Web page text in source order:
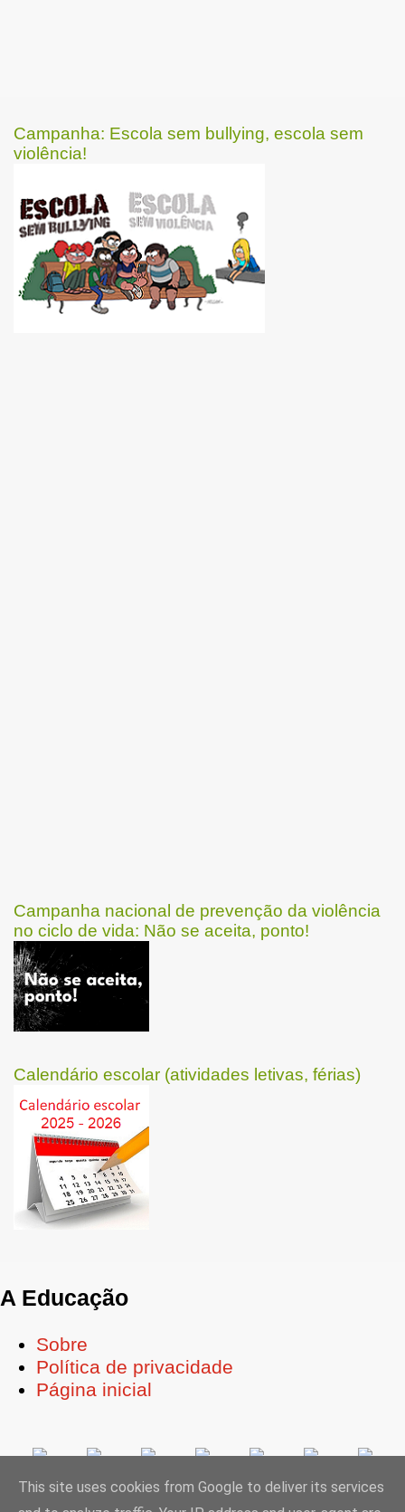
Campanha: Escola sem bullying, escola sem
violência!
Campanha nacional de prevenção da violência
no ciclo de vida: Não se aceita, ponto!
Calendário escolar (atividades letivas, férias)
A Educação
Sobre
Política de privacidade
Página inicial
This site uses cookies from Google to deliver its services